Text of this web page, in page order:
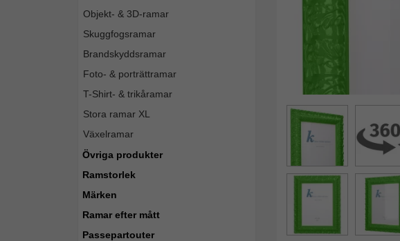
Objekt- & 3D-ramar
Skuggfogsramar
Brandskyddsramar
Foto- & porträttramar
T-Shirt- & trikåramar
Stora ramar XL
Växelramar
Övriga produkter
Ramstorlek
Märken
Ramar efter mått
Passepartouter